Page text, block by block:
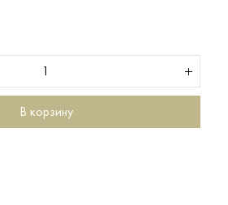
В корзину